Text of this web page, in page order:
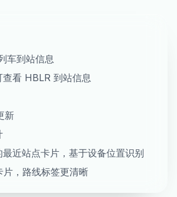
车到站信息
查看 HBLR 到站信息
新
近站点卡片，基于设备位置识别
片，路线标签更清晰